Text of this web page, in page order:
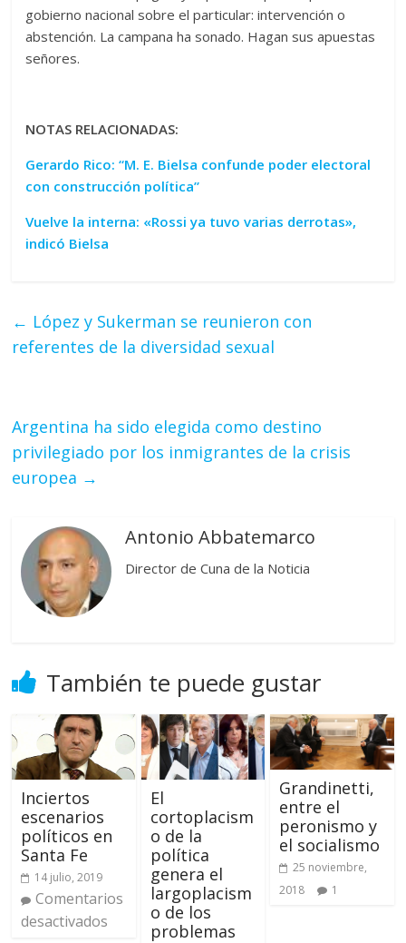
gobierno nacional sobre el particular: intervención o
abstención. La campana ha sonado. Hagan sus apuestas
señores.
NOTAS RELACIONADAS:
Gerardo Rico: “M. E. Bielsa confunde poder electoral
con construcción política”
Vuelve la interna: «Rossi ya tuvo varias derrotas»,
indicó Bielsa
← López y Sukerman se reunieron con
referentes de la diversidad sexual
Argentina ha sido elegida como destino
privilegiado por los inmigrantes de la crisis
europea →
Antonio Abbatemarco
Director de Cuna de la Noticia
También te puede gustar
Inciertos
escenarios
políticos en
Santa Fe
14 julio, 2019
Comentarios
desactivados
El
cortoplacism
o de la
política
genera el
largoplacism
o de los
problemas
Grandinetti,
entre el
peronismo y
el socialismo
25 noviembre,
2018
1